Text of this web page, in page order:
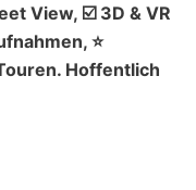
View, ☑️ 3D & VR
⭐
Hoffentlich